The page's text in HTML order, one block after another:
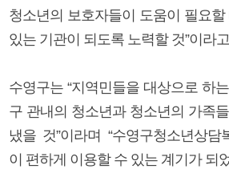
청소년의 보호자들이 도움이 필요
있는 기관이 되도록 노력할 것”이라
수영구는 “지역민들을 대상으로 하
구 관내의 청소년과 청소년의 가족
냈을 것”이라며 “수영구청소년상담
이 편하게 이용할 수 있는 계기가 되